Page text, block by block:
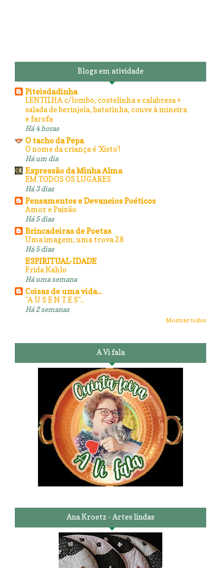
Blogs em atividade
Piteisdadinha
LENTILHA c/lombo, costelinha e calabresa +
salada de berinjela, batatinha, couve à mineira
e farofa
Há 4 horas
O tacho da Pepa
O nome da criança é 'Xisto'!
Há um dia
Expressão da Minha Alma
EM TODOS OS LUGARES
Há 3 dias
Pensamentos e Devaneios Poéticos
Amor e Paixão
Há 5 dias
Brincadeiras de Poetas
Uma imagem, uma trova 28
Há 5 dias
ESPIRITUAL-IDADE
Frida Kahlo
Há uma semana
Coisas de uma vida...
"A U S E N T E S"...
Há 2 semanas
Mostrar todos
A Vi fala
Ana Kroetz - Artes lindas